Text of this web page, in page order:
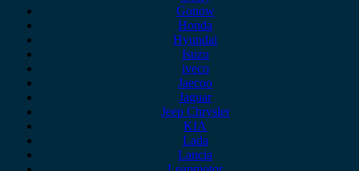
Gonow
Honda
Hyundai
Isuzu
iveco
Jaecoo
Jaguar
Jeep Chrysler
KIA
Lada
Lancia